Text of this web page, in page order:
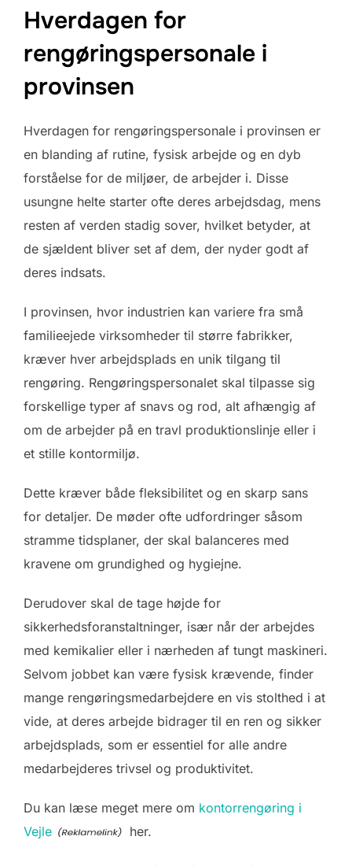
Hverdagen for
rengøringspersonale i
provinsen
Hverdagen for rengøringspersonale i provinsen er
en blanding af rutine, fysisk arbejde og en dyb
forståelse for de miljøer, de arbejder i. Disse
usungne helte starter ofte deres arbejdsdag, mens
resten af verden stadig sover, hvilket betyder, at
de sjældent bliver set af dem, der nyder godt af
deres indsats.
I provinsen, hvor industrien kan variere fra små
familieejede virksomheder til større fabrikker,
kræver hver arbejdsplads en unik tilgang til
rengøring. Rengøringspersonalet skal tilpasse sig
forskellige typer af snavs og rod, alt afhængig af
om de arbejder på en travl produktionslinje eller i
et stille kontormiljø.
Dette kræver både fleksibilitet og en skarp sans
for detaljer. De møder ofte udfordringer såsom
stramme tidsplaner, der skal balanceres med
kravene om grundighed og hygiejne.
Derudover skal de tage højde for
sikkerhedsforanstaltninger, især når der arbejdes
med kemikalier eller i nærheden af tungt maskineri.
Selvom jobbet kan være fysisk krævende, finder
mange rengøringsmedarbejdere en vis stolthed i at
vide, at deres arbejde bidrager til en ren og sikker
arbejdsplads, som er essentiel for alle andre
medarbejderes trivsel og produktivitet.
Du kan læse meget mere om kontorrengøring i
Vejle
her.